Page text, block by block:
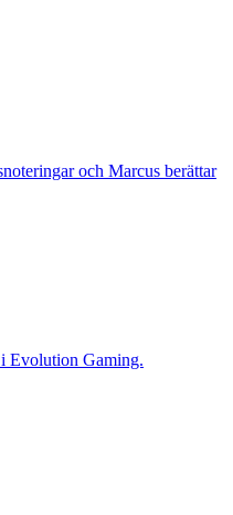
och Marcus berättar
i Evolution Gaming.